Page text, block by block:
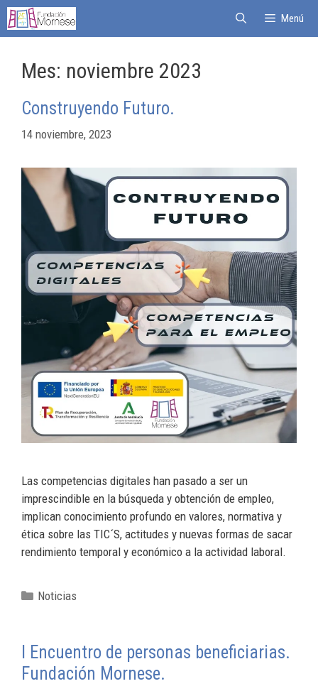
Menú
Mes: noviembre 2023
Construyendo Futuro.
14 noviembre, 2023
Las competencias digitales han pasado a ser un
imprescindible en la búsqueda y obtención de empleo,
implican conocimiento profundo en valores, normativa y
ética sobre las TIC´S, actitudes y nuevas formas de sacar
rendimiento temporal y económico a la actividad laboral.
Noticias
I Encuentro de personas beneficiarias.
Fundación Mornese.